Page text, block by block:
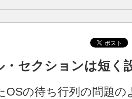
・セクションは短く
の待ち行列の問題の